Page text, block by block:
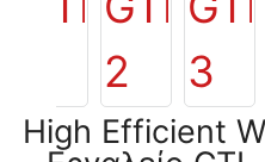
High Efficient